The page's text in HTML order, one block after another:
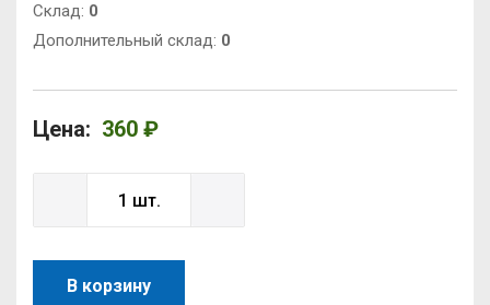
Cклад: 0
Дополнительный склад: 0
Цена: 360 ₽
В корзину